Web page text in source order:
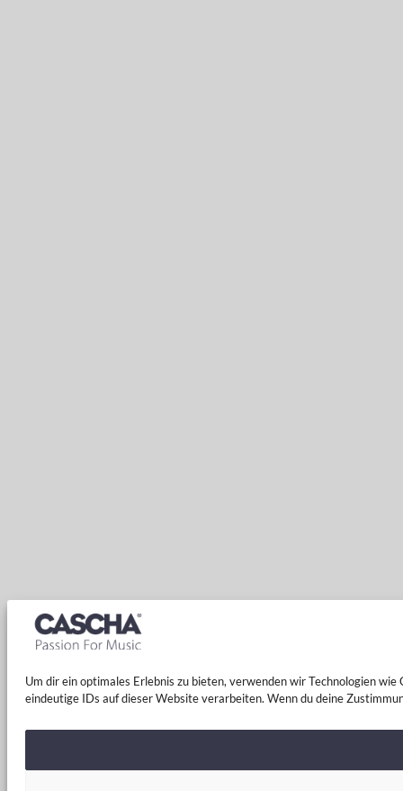
Um dir ein optimales Erlebnis zu bieten, verwenden wir Technologien
eindeutige IDs auf dieser Website verarbeiten. Wenn du deine